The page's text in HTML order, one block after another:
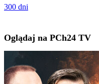
300 dni
Oglądaj na PCh24 TV